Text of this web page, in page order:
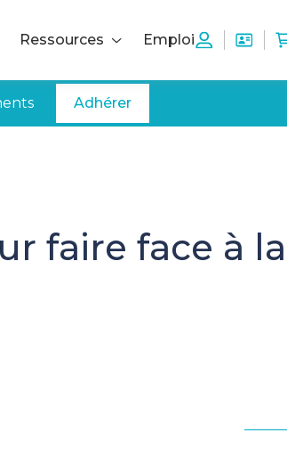
Ressources Emploi
Adhérer
faire face à la